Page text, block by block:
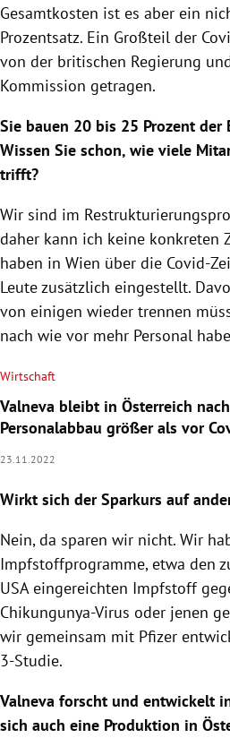
Gesamtkosten ist es aber ein
Prozentsatz. Ein Großteil der
von der britischen Regierung
Kommission getragen.
Sie bauen 20 bis 25 Prozent der
Wissen Sie schon, wie viele
trifft?
Wir sind im
daher kann ich keine konkreten
haben in Wien über die Covid-
Leute zusätzlich eingestellt.
von einigen wieder trennen
nach wie vor mehr Personal
Wirtschaft
Valneva bleibt in Österreich nach
Personalabbau größer als vor
23.11.2022
Wirkt sich der Sparkurs auf
Nein, da sparen wir nicht. Wir
Impfstoffprogramme, etwa den
USA eingereichten Impfstoff
Chikungunya-Virus oder jenen
wir gemeinsam mit Pfizer
3-Studie.
Valneva forscht und entwickelt
sich auch eine Produktion in